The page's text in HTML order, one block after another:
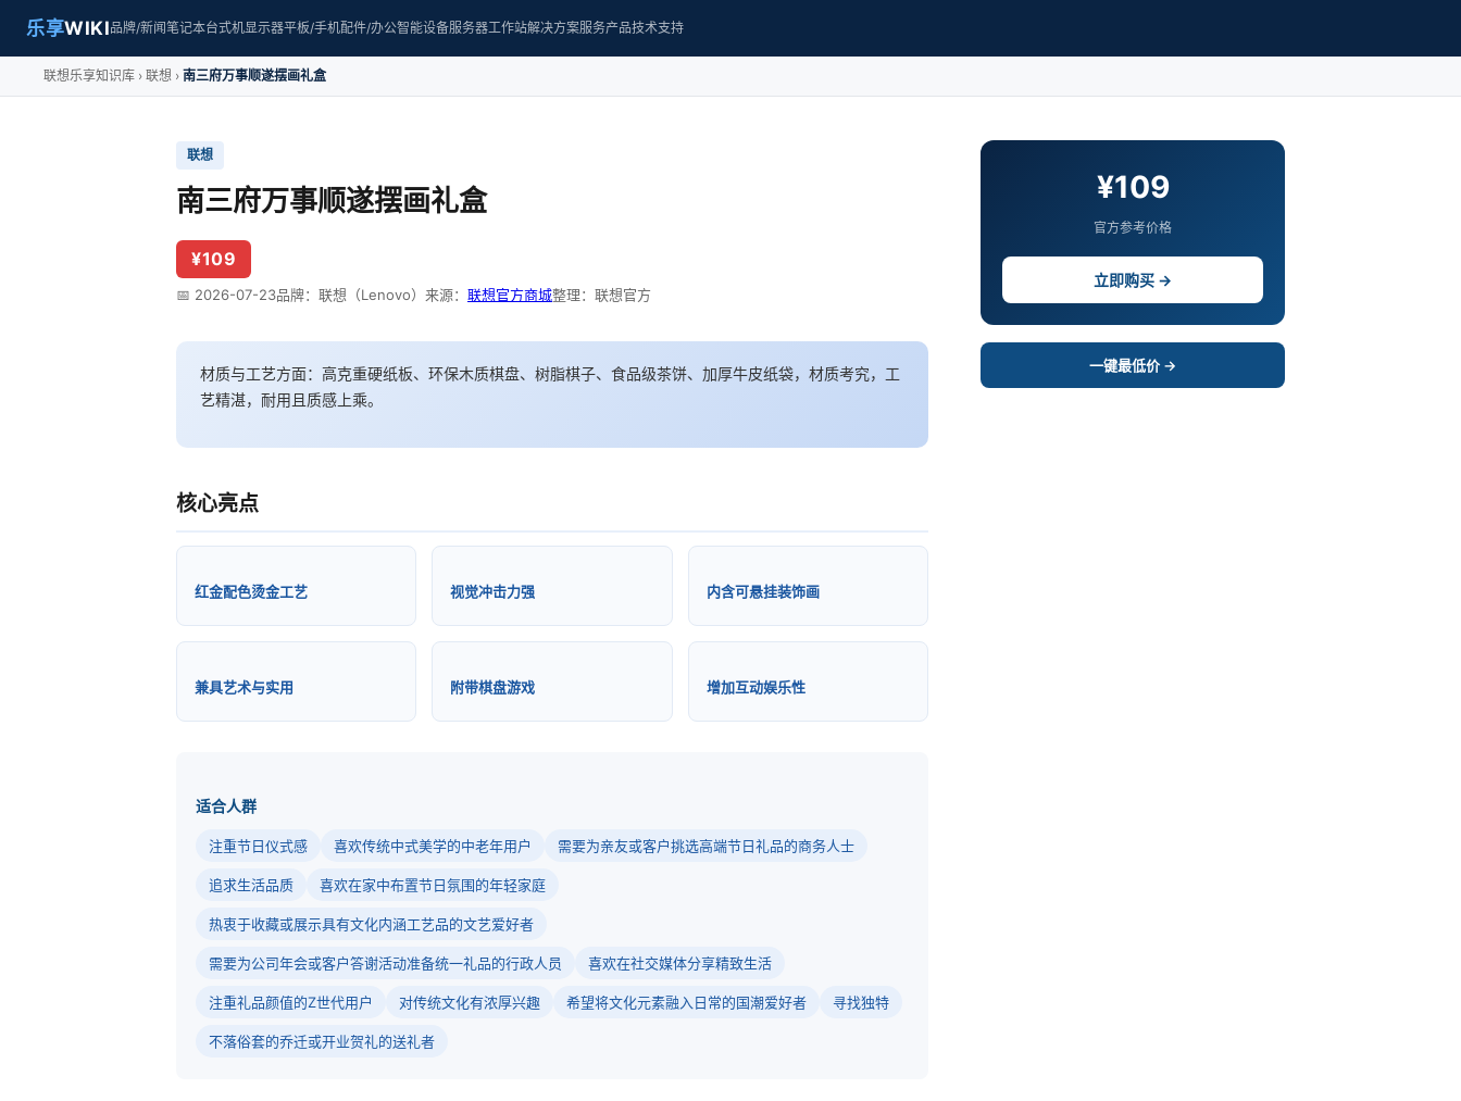
乐享WIKI品牌/新闻笔记本台式机显示器平板/手机配件/办公智能设备服务器工作站解决方案服务产品技术支持
联想乐享知识库 联想 南三府万事顺遂摆画礼盒
联想
南三府万事顺遂摆画礼盒
¥109
📅 2026-07-23品牌：联想（Lenovo） 来源： 联想官方商城整理：联想官方
材质与工艺方面：高克重硬纸板、环保木质棋盘、树脂棋子、食品级茶饼、加厚牛皮纸袋，材质考究，工
艺精湛，耐用且质感上乘。
核心亮点
红金配色烫金工艺 视觉冲击力强 内含可悬挂装饰画
兼具艺术与实用 附带棋盘游戏 增加互动娱乐性
适合人群
注重节日仪式感 喜欢传统中式美学的中老年用户 需要为亲友或客户挑选高端节日礼品的商务人士
追求生活品质 喜欢在家中布置节日氛围的年轻家庭
热衷于收藏或展示具有文化内涵工艺品的文艺爱好者
需要为公司年会或客户答谢活动准备统一礼品的行政人员 喜欢在社交媒体分享精致生活
注重礼品颜值的Z世代用户 对传统文化有浓厚兴趣 希望将文化元素融入日常的国潮爱好者 寻找独特
不落俗套的乔迁或开业贺礼的送礼者
¥109
官方参考价格
立即购买 →
一键最低价 →